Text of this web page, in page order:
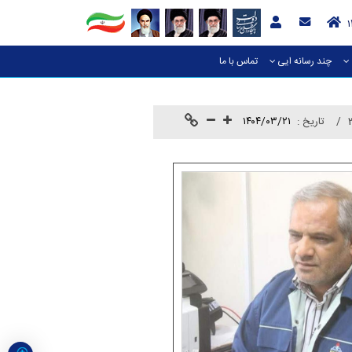
چند رسانه ایی تماس با ما
تاريخ : ۱۴۰۴/۰۳/۲۱